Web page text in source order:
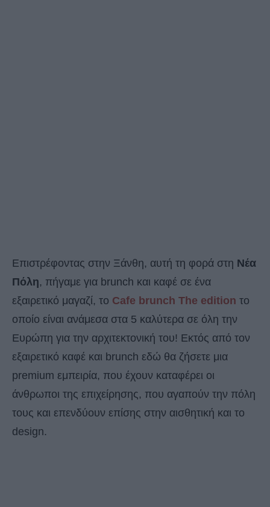
Επιστρέφοντας στην Ξάνθη, αυτή τη φορά στη Νέα
Πόλη, πήγαμε για brunch και καφέ σε ένα
εξαιρετικό μαγαζί, το Cafe brunch The edition το
οποίο είναι ανάμεσα στα 5 καλύτερα σε όλη την
Ευρώπη για την αρχιτεκτονική του! Εκτός από τον
εξαιρετικό καφέ και brunch εδώ θα ζήσετε μια
premium εμπειρία, που έχουν καταφέρει οι
άνθρωποι της επιχείρησης, που αγαπούν την πόλη
τους και επενδύουν επίσης στην αισθητική και το
design.